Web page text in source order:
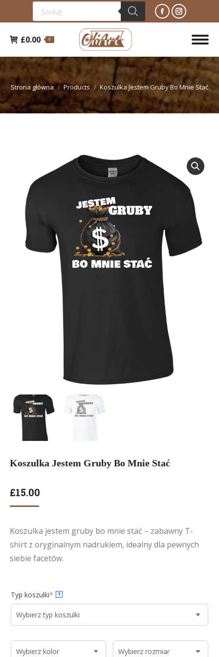
Wyszukiwarka
produktów
Facebook
otworzy
w
nowym
oknie
otworzy
się
w
nowym
oknie
£0.00 0
Jesteś tutaj:
Strona główna Products Koszulka Jestem Gruby Bo Mnie Stać
Koszulka Jestem Gruby Bo Mnie Stać
£15.00
Koszulka jestem gruby bo mnie stać – zabawny T-
shirt z oryginalnym nadrukiem, idealny dla pewnych
siebie facetów.
Typ koszulki* ?